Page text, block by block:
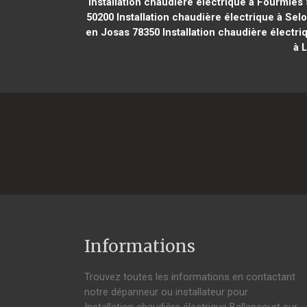
50200Installation chaudière électrique à
en Josas 78350 Installation chaudière
à
Informations
Trouvez toutes les informations en contactant
notre dépanneur ou installateur pour